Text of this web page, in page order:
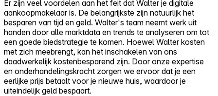
Er zijn veel voordelen aan het feit dat Walter je digitale
aankoopmakelaar is. De belangrijkste zijn natuurlijk het
besparen van tijd en geld. Walter's team neemt werk uit
handen door alle marktdata en trends te analyseren om tot
een goede biedstrategie te komen. Hoewel Walter kosten
met zich meebrengt, kan het inschakelen van ons
daadwerkelijk kostenbesparend zijn. Door onze expertise
en onderhandelingskracht zorgen we ervoor dat je een
eerlijke prijs betaalt voor je nieuwe huis, waardoor je
uiteindelijk geld bespaart.